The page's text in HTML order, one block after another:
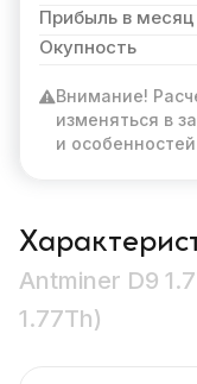
Прибыль в месяц
Окупность
Внимание!
изменяться в
и
Antminer D9
1.77Th)